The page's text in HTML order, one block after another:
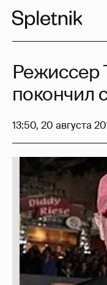
Режиссер
покончил
13:50, 20 августа